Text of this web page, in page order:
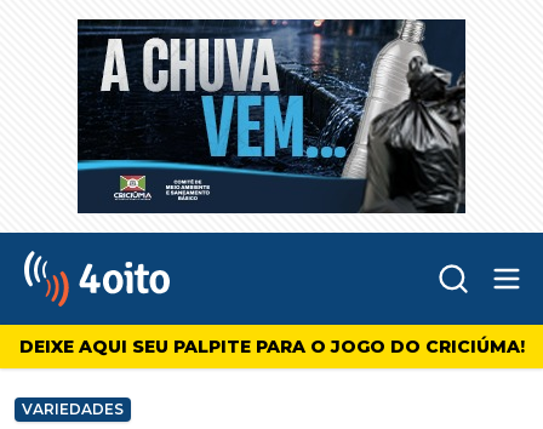
4oito
DEIXE AQUI SEU PALPITE PARA O JOGO DO CRICIÚMA!
VARIEDADES